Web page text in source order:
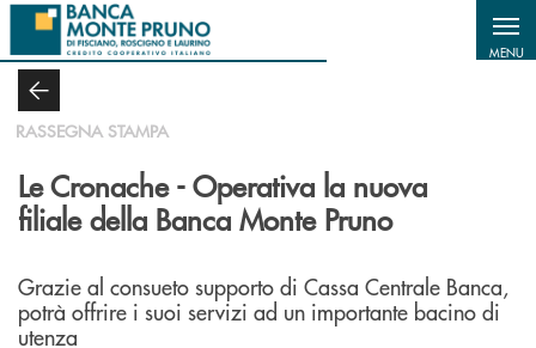
Salta al contenuto principale
MENU
RASSEGNA STAMPA
Le Cronache - Operativa la nuova
filiale della Banca Monte Pruno
Grazie al consueto supporto di Cassa Centrale Banca,
potrà offrire i suoi servizi ad un importante bacino di
utenza